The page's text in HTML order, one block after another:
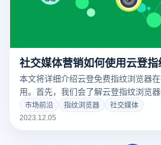
社交媒体营销如何使用云登指
本文将详细介绍云登免费指纹浏览器
用。首先，我们会了解云登指纹浏览
将介绍社交媒体营销的基本知识，包
策略。最后，我们将总结云登指纹浏览
市场前沿 指纹浏览器
社交媒体
2023.12.05